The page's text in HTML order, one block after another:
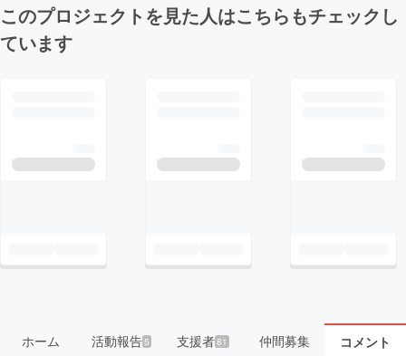
このプロジェクトを見た人はこちらもチェックし
ています
ホーム 活動報告5 支援者81 仲間募集 コメント